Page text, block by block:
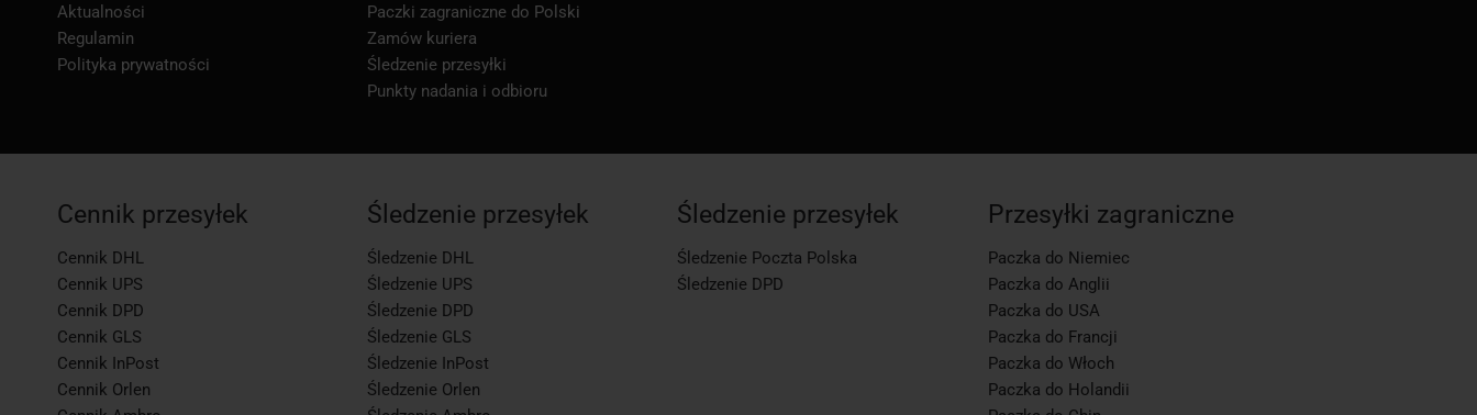
Aktualności
Regulamin
Polityka prywatności
Paczki zagraniczne do Polski
Zamów kuriera
Śledzenie przesyłki
Punkty nadania i odbioru
Cennik przesyłek
Cennik DHL
Cennik UPS
Cennik DPD
Cennik GLS
Cennik InPost
Cennik Orlen
Śledzenie przesyłek
Śledzenie DHL
Śledzenie UPS
Śledzenie DPD
Śledzenie GLS
Śledzenie InPost
Śledzenie Orlen
Śledzenie przesyłek
Śledzenie Poczta Polska
Śledzenie DPD
Przesyłki zagraniczne
Paczka do Niemiec
Paczka do Anglii
Paczka do USA
Paczka do Francji
Paczka do Włoch
Paczka do Holandii